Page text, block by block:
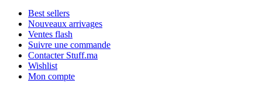
Best sellers
Nouveaux arrivages
Ventes flash
Suivre une commande
Contacter Stuff.ma
Wishlist
Mon compte